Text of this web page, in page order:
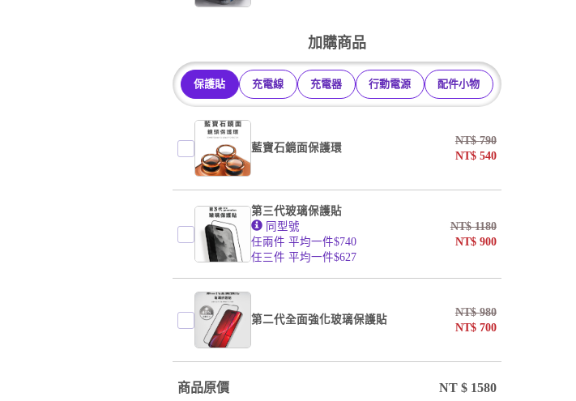
加購商品
保護貼 充電線 充電器 行動電源 配件小物
藍寶石鏡面保護環
NT$790
NT$ 540
第三代玻璃保護貼
同型號
任兩件 平均一件$740
任三件 平均一件$627
NT$1180
NT$ 900
第二代全面強化玻璃保護貼
NT$980
NT$ 700
商品原價 NT $ 1580